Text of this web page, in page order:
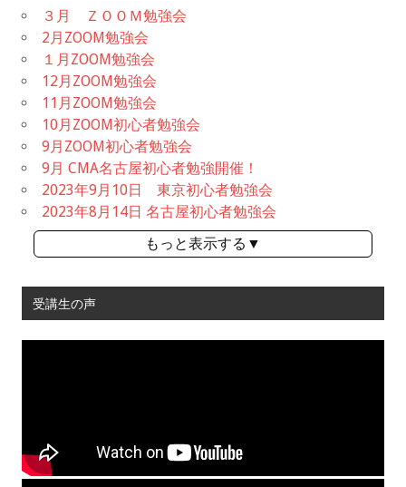
３月 ＺＯＯＭ勉強会
2月ZOOM勉強会
１月ZOOM勉強会
12月ZOOM勉強会
11月ZOOM勉強会
10月ZOOM初心者勉強会
9月ZOOM初心者勉強会
9月 CMA名古屋初心者勉強開催！
2023年9月10日 東京初心者勉強会
2023年8月14日 名古屋初心者勉強会
もっと表示する▼
受講生の声